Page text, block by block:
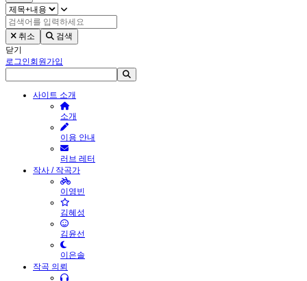
취소
검색
닫기
로그인회원가입
사이트 소개
소개
이용 안내
러브 레터
작사 / 작곡가
이영빈
김혜성
김윤선
이은솔
작곡 의뢰